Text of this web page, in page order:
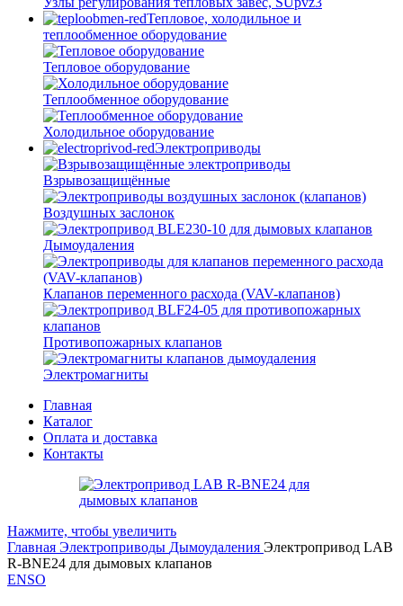
Тепловое, холодильное и
теплообменное оборудование
Тепловое оборудование
Теплообменное оборудование
Холодильное оборудование
Электроприводы
Взрывозащищённые
Воздушных заслонок
Дымоудаления
Клапанов переменного расхода (VAV-клапанов)
Противопожарных клапанов
Электромагниты
Главная
Каталог
Оплата и доставка
Контакты
Нажмите, чтобы увеличить
Главная Электроприводы Дымоудаления Электропривод LAB
R-BNE24 для дымовых клапанов
ENSO